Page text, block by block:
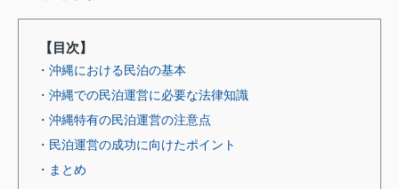
【目次】
・沖縄における民泊の基本
・沖縄での民泊運営に必要な法律知識
・沖縄特有の民泊運営の注意点
・民泊運営の成功に向けたポイント
・まとめ